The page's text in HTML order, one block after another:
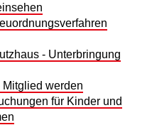
- Unterbringung
werden
für Kinder und